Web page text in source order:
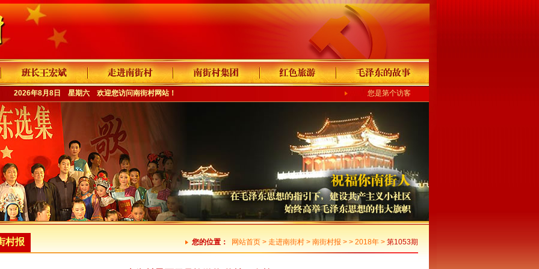
2026年8月8日 星期六 欢迎您访问南街村网站！ 您是第个访客
村报 您的位置： 网站首页> 走进南街村> 南街村报 > > 2018年> 第1053期